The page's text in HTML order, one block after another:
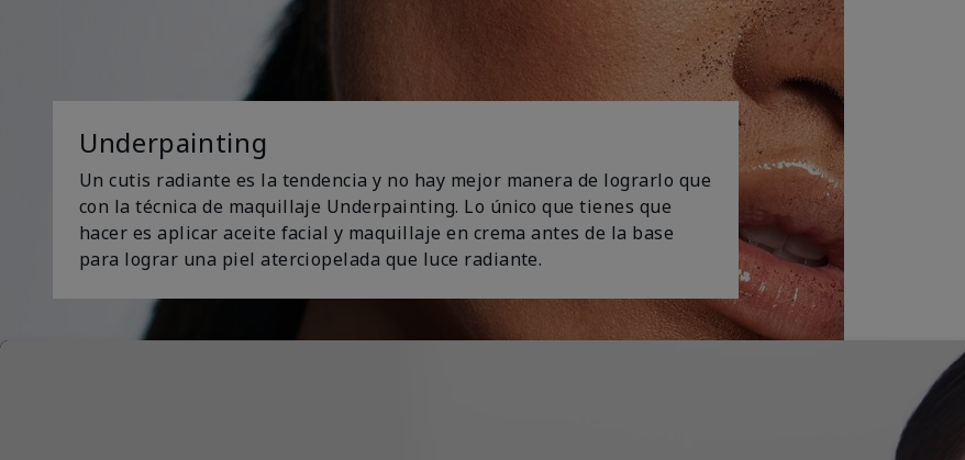
Underpainting
Un cutis radiante es la tendencia y no hay mejor manera de lograrlo que
con la técnica de maquillaje Underpainting. Lo único que tienes que
hacer es aplicar aceite facial y maquillaje en crema antes de la base
para lograr una piel aterciopelada que luce radiante.